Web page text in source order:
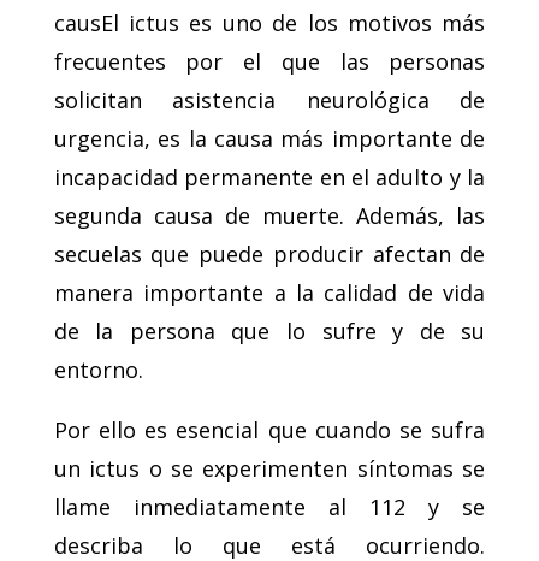
causEl ictus es uno de los motivos más
frecuentes por el que las personas
solicitan asistencia neurológica de
urgencia, es la causa más importante de
incapacidad permanente en el adulto y la
segunda causa de muerte. Además, las
secuelas que puede producir afectan de
manera importante a la calidad de vida
de la persona que lo sufre y de su
entorno.
Por ello es esencial que cuando se sufra
un ictus o se experimenten síntomas se
llame inmediatamente al 112 y se
describa lo que está ocurriendo.